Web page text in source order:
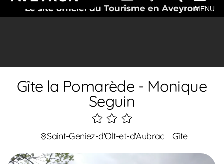
Le site officiel du Tourisme en AveyronMENU
Gîte la Pomarède - Monique
Seguin
3
étoiles
Saint-Geniez-d'Olt-et-d'Aubrac Gîte